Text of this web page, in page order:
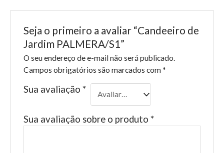
Seja o primeiro a avaliar “Candeeiro de
Jardim PALMERA/S1”
O seu endereço de e-mail não será publicado.
Campos obrigatórios são marcados com *
Sua avaliação *
Sua avaliação sobre o produto *